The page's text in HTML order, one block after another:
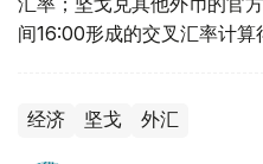
间16:00形成的交叉汇率计算
经济 坚戈 外汇